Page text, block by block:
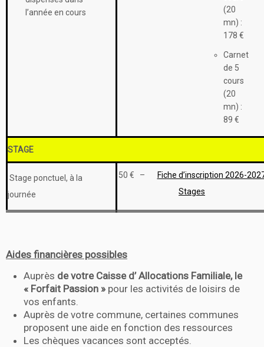
l’année en cours
(20
mn) :
178 €
Carnet
de 5
cours
(20
mn) :
89 €
STAGE
Stage ponctuel, à la
journée
50 € –
Fiche d’inscription 2026-
Stages
Aides financières possibles
Auprès de votre Caisse d’ Allocations Familiale, le
« Forfait Passion » pour les activités de loisirs de
vos enfants.
Auprès de votre commune, certaines communes
proposent une aide en fonction des ressources
Les chèques vacances sont acceptés.